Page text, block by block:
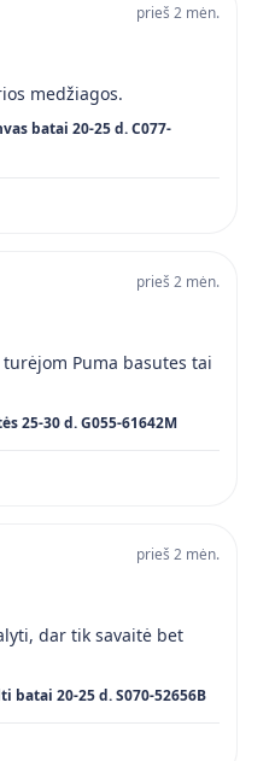
prieš 2 mėn.
medžiagos.
batai 20-25 d. C077-
prieš 2 mėn.
Puma basutes tai
25-30 d. G055-61642M
prieš 2 mėn.
dar tik savaitė bet
batai 20-25 d. S070-52656B